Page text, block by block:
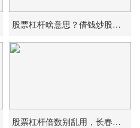
股票杠杆啥意思？借钱炒股一夜归零的风险科普
股票杠杆倍数别乱用，长春高新跌51%本金全亏光